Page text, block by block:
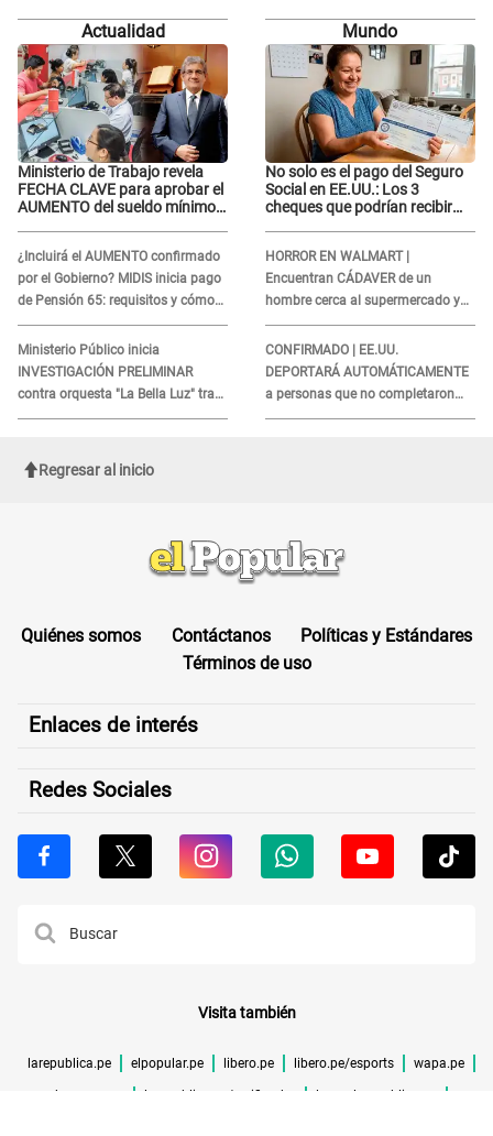
denuncia de Naldy Saldaña y
SEPARAR a su director musical
denuncia de Naldy Saldaña y
SEPARAR a su director musical
Actualidad
Ministerio de Trabajo revela
FECHA CLAVE para aprobar el
AUMENTO del sueldo mínimo:
¿Incluirá el AUMENTO confirmado
por el Gobierno? MIDIS inicia pago
de Pensión 65: requisitos y cómo
obtener el beneficio economico
Ministerio Público inicia
INVESTIGACIÓN PRELIMINAR
contra orquesta "La Bella Luz" tras
DENUNCIA de Naldy Saldaña
Mundo
No solo es el pago del Seguro
Social en EE.UU.: Los 3
cheques que podrían recibir
HORROR EN WALMART |
Encuentran CÁDAVER de un
hombre cerca al supermercado y
esto reveló la autopsia que le
realizaron
CONFIRMADO | EE.UU.
DEPORTARÁ AUTOMÁTICAMENTE
a personas que no completaron
este formulario clave
Regresar al inicio
Quiénes somos Contáctanos
Políticas y Estándares
Términos de uso
Enlaces de interés
Redes Sociales
Visita también
larepublica.pe elpopular.pe libero.pe libero.pe/esports wapa.pe
buenazo.pe larepublica.pe/verificador lrmas.larepublica.pe